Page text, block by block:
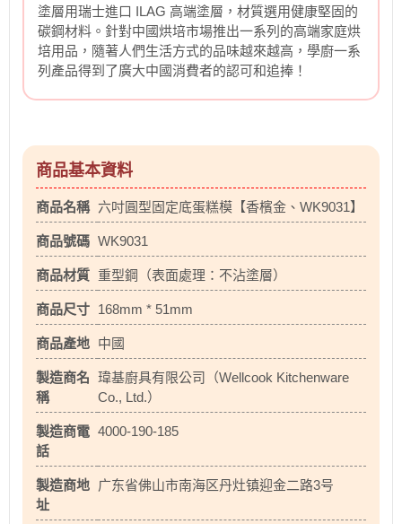
塗層用瑞士進口 ILAG 高端塗層，材質選用健康堅固的
碳鋼材料。針對中國烘培市場推出一系列的高端家庭烘
培用品，隨著人們生活方式的品味越來越高，學廚一系
列產品得到了廣大中國消費者的認可和追捧！
商品基本資料
商品名稱 六吋圓型固定底蛋糕模【香檳金、WK9031】
商品號碼 WK9031
商品材質 重型鋼（表面處理：不沾塗層）
商品尺寸 168mm * 51mm
商品產地 中國
製造商名
稱
瑋基廚具有限公司（Wellcook Kitchenware
Co., Ltd.）
製造商電
話
4000-190-185
製造商地
址
广东省佛山市南海区丹灶镇迎金二路3号